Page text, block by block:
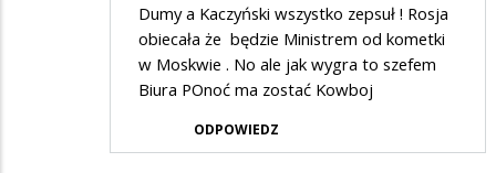
Dumy a Kaczyński wszystko zepsuł ! Rosja
obiecała że będzie Ministrem od kometki
w Moskwie . No ale jak wygra to szefem
Biura POnoć ma zostać Kowboj
ODPOWIEDZ